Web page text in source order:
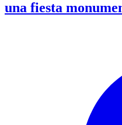
una fiesta